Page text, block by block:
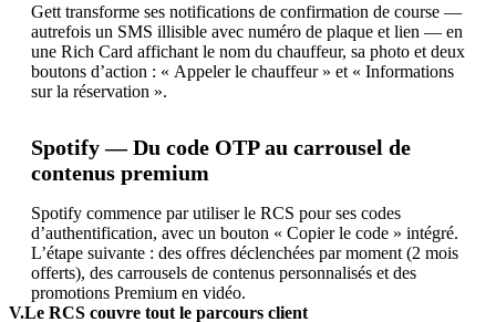
Gett transforme ses notifications de confirmation de course —
autrefois un SMS illisible avec numéro de plaque et lien — en
une Rich Card affichant le nom du chauffeur, sa photo et deux
boutons d’action : « Appeler le chauffeur » et « Informations
sur la réservation ».
Spotify — Du code OTP au carrousel de
contenus premium
Spotify commence par utiliser le RCS pour ses codes
d’authentification, avec un bouton « Copier le code » intégré.
L’étape suivante : des offres déclenchées par moment (2 mois
offerts), des carrousels de contenus personnalisés et des
promotions Premium en vidéo.
V.Le RCS couvre tout le parcours client